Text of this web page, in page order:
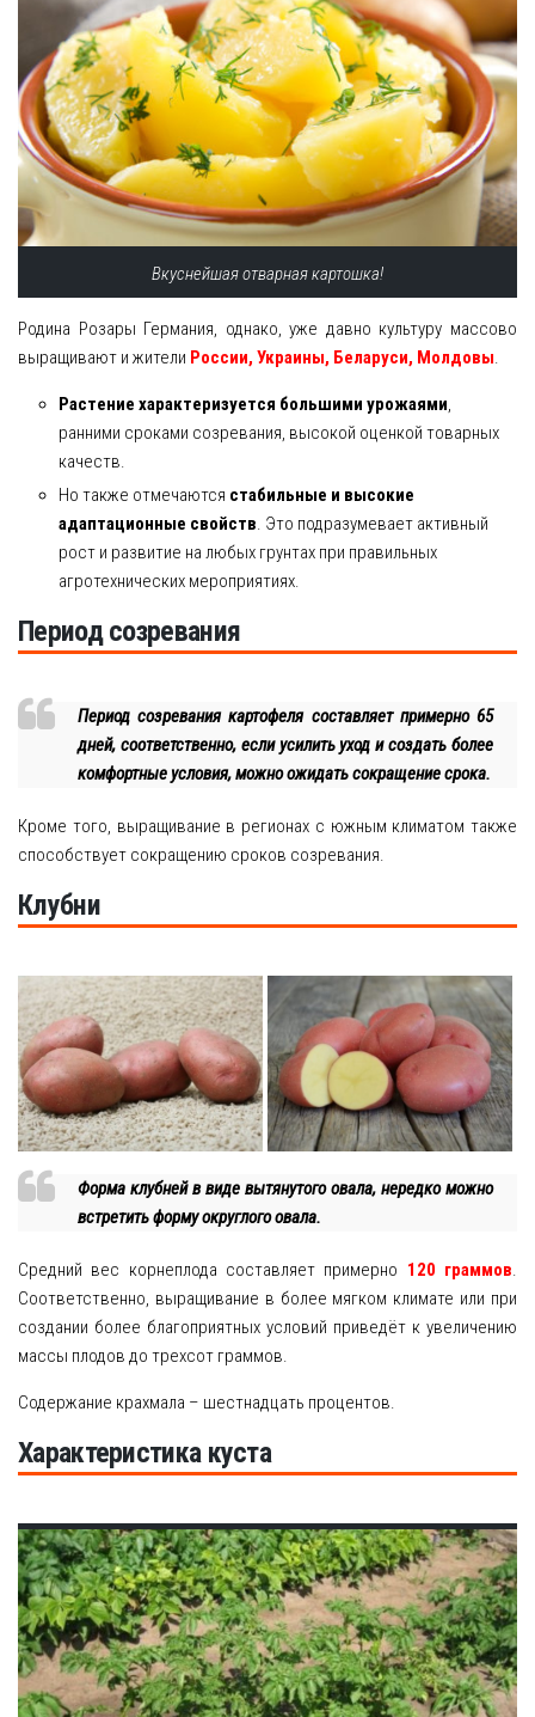
Вкуснейшая отварная картошка!
Родина Розары Германия, однако, уже давно культуру массово
выращивают и жители России, Украины, Беларуси, Молдовы.
Растение характеризуется большими урожаями,
ранними сроками созревания, высокой оценкой товарных
качеств.
Но также отмечаются стабильные и высокие
адаптационные свойств. Это подразумевает активный
рост и развитие на любых грунтах при правильных
агротехнических мероприятиях.
Период созревания
Период созревания картофеля составляет примерно 65
дней, соответственно, если усилить уход и создать более
комфортные условия, можно ожидать сокращение срока.
Кроме того, выращивание в регионах с южным климатом также
способствует сокращению сроков созревания.
Клубни
Форма клубней в виде вытянутого овала, нередко можно
встретить форму округлого овала.
Средний вес корнеплода составляет примерно 120 граммов.
Соответственно, выращивание в более мягком климате или при
создании более благоприятных условий приведёт к увеличению
массы плодов до трехсот граммов.
Содержание крахмала – шестнадцать процентов.
Характеристика куста